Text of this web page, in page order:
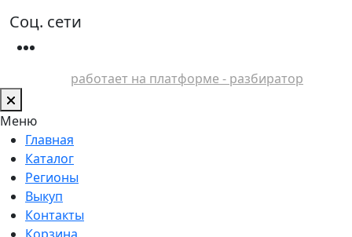
Соц. сети
работает на платформе - разбиратор
Меню
Главная
Каталог
Регионы
Выкуп
Контакты